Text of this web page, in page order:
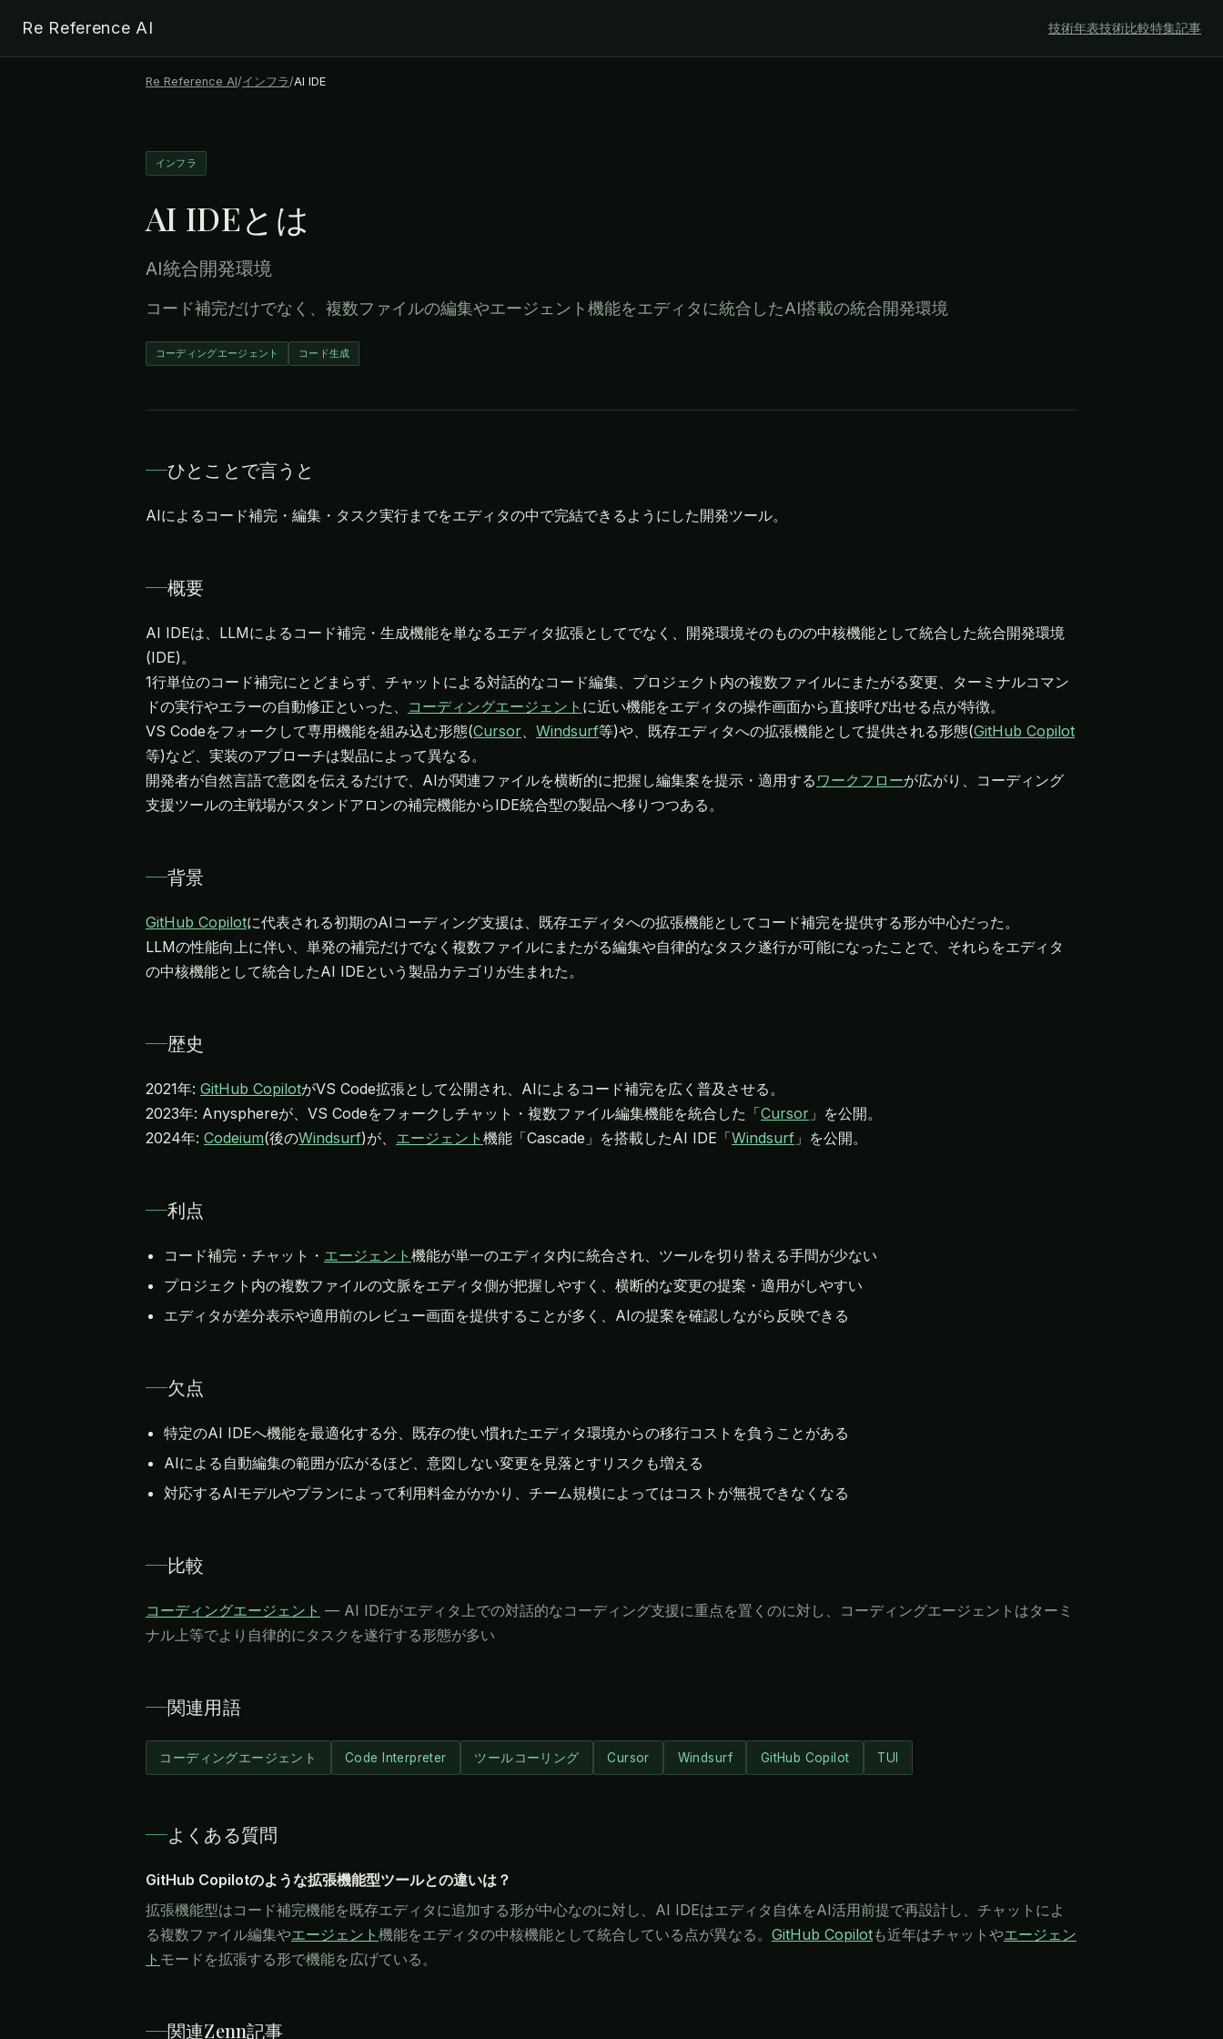
Re Reference AI 技術年表技術比較特集記事
Re Reference AI/インフラ/AI IDE
インフラ
AI IDEとは
AI統合開発環境
コード補完だけでなく、複数ファイルの編集やエージェント機能をエディタに統合したAI搭載の統合開発環境
コーディングエージェント コード生成
ひとことで言うと
AIによるコード補完・編集・タスク実行までをエディタの中で完結できるようにした開発ツール。
概要
AI IDEは、LLMによるコード補完・生成機能を単なるエディタ拡張としてでなく、開発環境そのものの中核機能として統合した統合開発環境
(IDE)。
1行単位のコード補完にとどまらず、チャットによる対話的なコード編集、プロジェクト内の複数ファイルにまたがる変更、ターミナルコマン
ドの実行やエラーの自動修正といった、 コーディングエージェント に近い機能をエディタの操作画面から直接呼び出せる点が特徴。
VS Codeをフォークして専用機能を組み込む形態(Cursor、 Windsurf等)や、既存エディタへの拡張機能として提供される形態(GitHub Copilot
等)など、実装のアプローチは製品によって異なる。
開発者が自然言語で意図を伝えるだけで、AIが関連ファイルを横断的に把握し編集案を提示・適用する ワークフローが広がり、コーディング
支援ツールの主戦場がスタンドアロンの補完機能からIDE統合型の製品へ移りつつある。
背景
GitHub Copilotに代表される初期のAIコーディング支援は、既存エディタへの拡張機能としてコード補完を提供する形が中心だった。
LLMの性能向上に伴い、単発の補完だけでなく複数ファイルにまたがる編集や自律的なタスク遂行が可能になったことで、それらをエディタ
の中核機能として統合したAI IDEという製品カテゴリが生まれた。
歴史
2021年: GitHub CopilotがVS Code拡張として公開され、AIによるコード補完を広く普及させる。
2023年: Anysphereが、VS Codeをフォークしチャット・複数ファイル編集機能を統合した「Cursor 」を公開。
2024年: Codeium(後のWindsurf)が、 エージェント 機能「Cascade」を搭載したAI IDE「Windsurf 」を公開。
利点
コード補完・チャット・ エージェント 機能が単一のエディタ内に統合され、ツールを切り替える手間が少ない
プロジェクト内の複数ファイルの文脈をエディタ側が把握しやすく、横断的な変更の提案・適用がしやすい
エディタが差分表示や適用前のレビュー画面を提供することが多く、AIの提案を確認しながら反映できる
欠点
特定のAI IDEへ機能を最適化する分、既存の使い慣れたエディタ環境からの移行コストを負うことがある
AIによる自動編集の範囲が広がるほど、意図しない変更を見落とすリスクも増える
対応するAIモデルやプランによって利用料金がかかり、チーム規模によってはコストが無視できなくなる
比較
コーディングエージェント — AI IDEがエディタ上での対話的なコーディング支援に重点を置くのに対し、コーディングエージェントはターミ
ナル上等でより自律的にタスクを遂行する形態が多い
関連用語
コーディングエージェント Code Interpreter ツールコーリング Cursor Windsurf GitHub Copilot TUI
よくある質問
GitHub Copilotのような拡張機能型ツールとの違いは？
拡張機能型はコード補完機能を既存エディタに追加する形が中心なのに対し、AI IDEはエディタ自体をAI活用前提で再設計し、チャットによ
る複数ファイル編集やエージェント 機能をエディタの中核機能として統合している点が異なる。 GitHub Copilotも近年はチャットやエージェン
ト モードを拡張する形で機能を広げている。
関連Zenn記事